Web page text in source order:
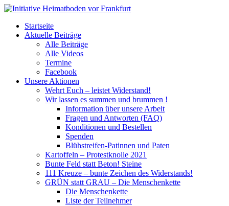
Startseite
Aktuelle Beiträge
Alle Beiträge
Alle Videos
Termine
Facebook
Unsere Aktionen
Wehrt Euch – leistet Widerstand!
Wir lassen es summen und brummen !
Information über unsere Arbeit
Fragen und Antworten (FAQ)
Konditionen und Bestellen
Spenden
Blühstreifen-Patinnen und Paten
Kartoffeln – Protestknolle 2021
Bunte Feld statt Beton! Steine
111 Kreuze – bunte Zeichen des Widerstands!
GRÜN statt GRAU – Die Menschenkette
Die Menschenkette
Liste der Teilnehmer